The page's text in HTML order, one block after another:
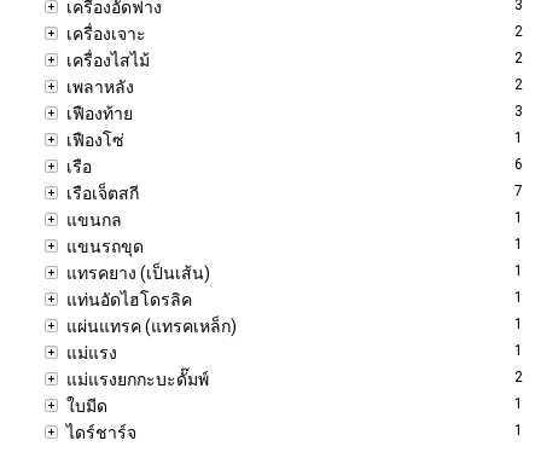
เครื่องอัดฟาง 3
เครื่องเจาะ 2
เครื่องไสไม้ 2
เพลาหลัง 2
เฟืองท้าย 3
เฟืองโซ่ 1
เรือ 6
เรือเจ็ตสกี 7
แขนกล 1
แขนรถขุด 1
แทรคยาง (เป็นเส้น) 1
แท่นอัดไฮโดรลิค 1
แผ่นแทรค (แทรคเหล็ก) 1
แม่แรง 1
แม่แรงยกกะบะดั๊มพ์ 2
ใบมีด 1
ไดร์ชาร์จ 1